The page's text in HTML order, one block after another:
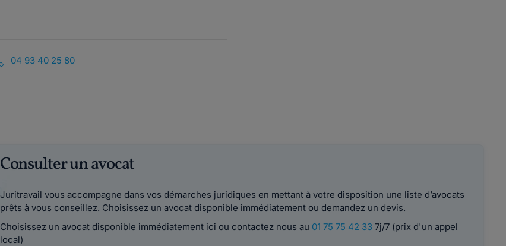
04 93 40 25 80
Consulter un avocat
Juritravail vous accompagne dans vos démarches juridiques en mettant à votre disposition une liste d’avocats
prêts à vous conseillez. Choisissez un avocat disponible immédiatement ou demandez un devis.
Choisissez un avocat disponible immédiatement ici ou contactez nous au 01 75 75 42 337j/7 (prix d'un appel
local)